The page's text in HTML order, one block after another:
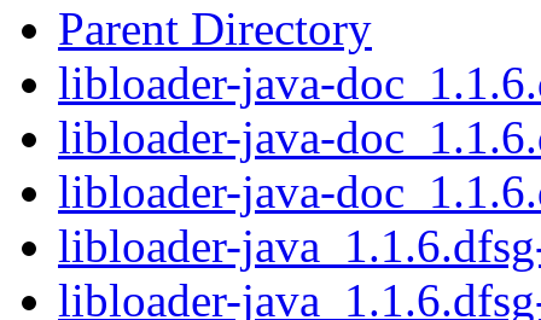
Parent Directory
libloader-java-
libloader-java-
libloader-java-
libloader-
libloader-